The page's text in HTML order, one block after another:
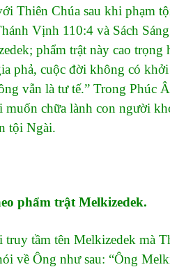
Thiên Chúa sau khi phạm
Vịnh 110:4 và Sách Sáng
phẩm trật này cao
phả, cuộc đời không có
vẫn là tư tế.” Trong Phúc
muốn chữa lành con người
tội Ngài.
phẩm trật Melkizedek.
tên Melkizedek mà
về Ông như sau: “Ông